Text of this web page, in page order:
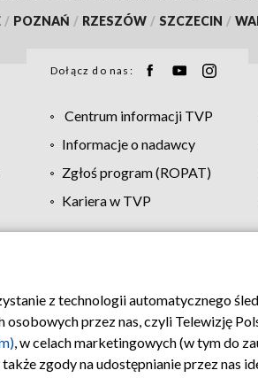
/ POZNAŃ / RZESZÓW / SZCZECIN /
Dołącz do nas:
Centrum informacji TVP
Informacje o nadawcy
Zgłoś program (ROPAT)
Kariera w TVP
Moje zgody Pomoc
z technologii automatycznego
przez nas, czyli Telewizję
, w celach marketingowych (w tym do
zgody na udostępnianie przez nas